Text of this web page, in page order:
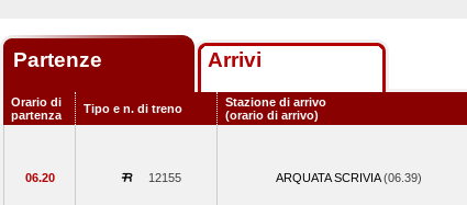
Partenze Arrivi
Orario di
partenza
Tipo e n. di treno
Stazione di arrivo
(orario di arrivo)
06.20 12155 ARQUATA SCRIVIA(06.39)